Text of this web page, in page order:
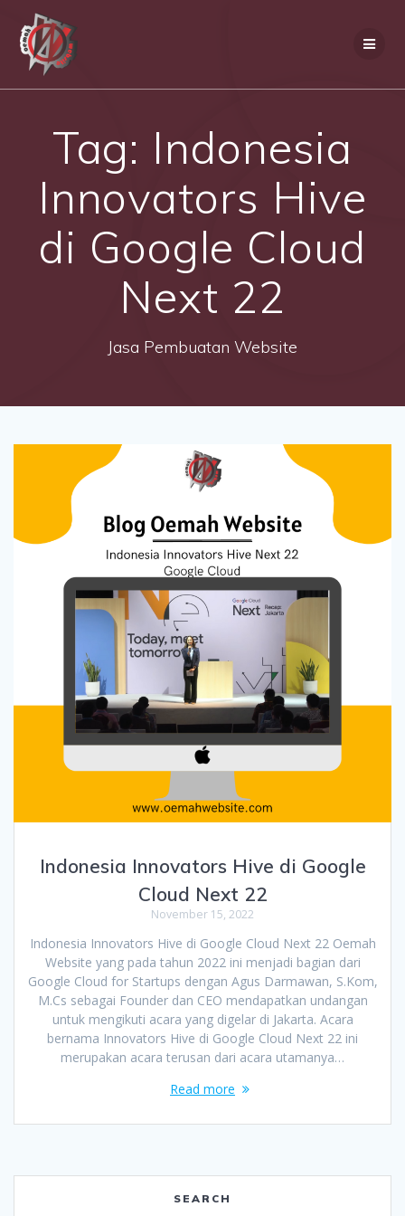
Tag: Indonesia
Innovators Hive
di Google Cloud
Next 22
Jasa Pembuatan Website
Indonesia Innovators Hive di Google
Cloud Next 22
November 15, 2022
Indonesia Innovators Hive di Google Cloud Next 22 Oemah
Website yang pada tahun 2022 ini menjadi bagian dari
Google Cloud for Startups dengan Agus Darmawan, S.Kom,
M.Cs sebagai Founder dan CEO mendapatkan undangan
untuk mengikuti acara yang digelar di Jakarta. Acara
bernama Innovators Hive di Google Cloud Next 22 ini
merupakan acara terusan dari acara utamanya…
Read more
SEARCH